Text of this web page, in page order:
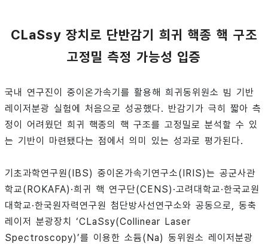
CLaSsy 장치로 단반감기 희귀 핵종 핵 구조
고정밀 측정 가능성 입증
국내 연구진이 중이온가속기를 활용해 희귀동위원소 빔 기반
레이저분광 실험에 처음으로 성공했다. 반감기가 극히 짧아 측
정이 어려웠던 희귀 핵종의 핵 구조를 고정밀로 분석할 수 있
는 기반이 마련됐다는 점에서 의미 있는 성과로 평가된다.
기초과학연구원(IBS) 중이온가속기연구소(IRIS)는 공군사관
학교(ROKAFA)·희귀 핵 연구단(CENS)·고려대학교·한국교원
대학교·한국원자력연구원 첨단방사선연구소와 공동으로, 동축
레이저 분광장치 ‘CLaSsy(Collinear Laser
Spectroscopy)’를 이용한 소듐(Na) 동위원소 레이저분광